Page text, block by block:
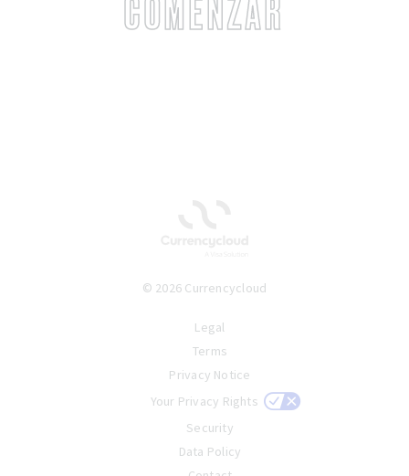
COMENZAR
© 2026 Currencycloud
Legal
Terms
Privacy Notice
Your Privacy Rights
Security
Data Policy